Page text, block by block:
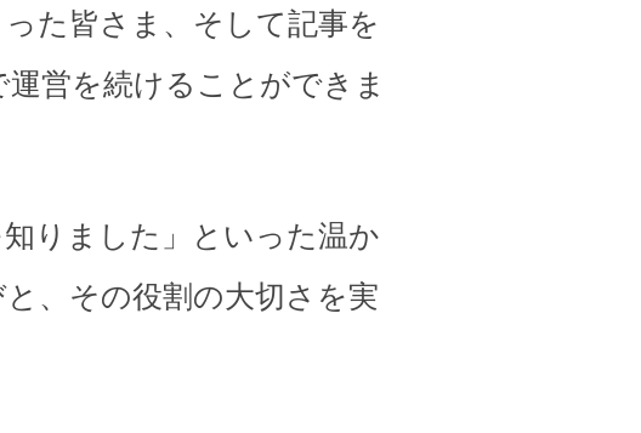
た皆さま、そして記事を
営を続けることができま
りました」といった温か
、その役割の大切さを実